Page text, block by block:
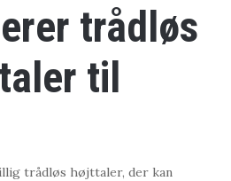
trådløs
til
trådløs højttaler, der kan